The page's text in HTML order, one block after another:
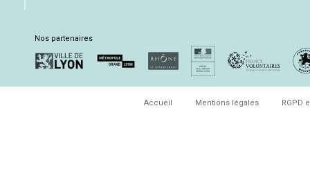
Nos partenaires
Accueil Mentions légales RGPD